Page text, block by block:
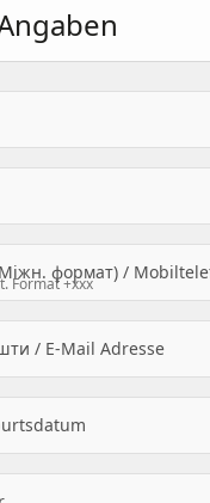
Required)
формат) /
/ E-Mail Adresse